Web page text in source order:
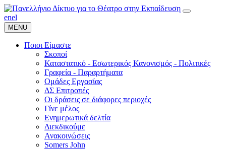
enel
MENU
Ποιοι Είμαστε
Σκοποί
Καταστατικό - Εσωτερικός Κανονισμός - Πολιτικές
Γραφεία - Παραρτήματα
Ομάδες Εργασίας
ΔΣ Επιτροπές
Οι δράσεις σε διάφορες περιοχές
Γίνε μέλος
Ενημερωτικά δελτία
Διεκδικούμε
Ανακοινώσεις
Somers John